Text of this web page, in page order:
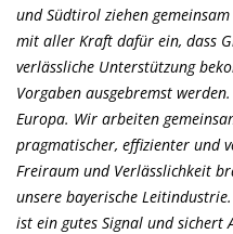
und Südtirol ziehen
mit aller Kraft dafür ein, dass
verlässliche Unterstützung
Vorgaben ausgebremst
Europa. Wir arbeiten
pragmatischer, effizienter und
Freiraum und Verlässlichkeit
unsere bayerische
ist ein gutes Signal und sichert